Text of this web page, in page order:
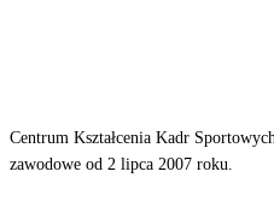
Centrum Kształcenia Kadr
zawodowe od 2 lipca 2007 roku.